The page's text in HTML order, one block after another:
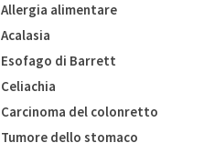
Allergia alimentare
Acalasia
Esofago di Barrett
Celiachia
Carcinoma del colonretto
Tumore dello stomaco